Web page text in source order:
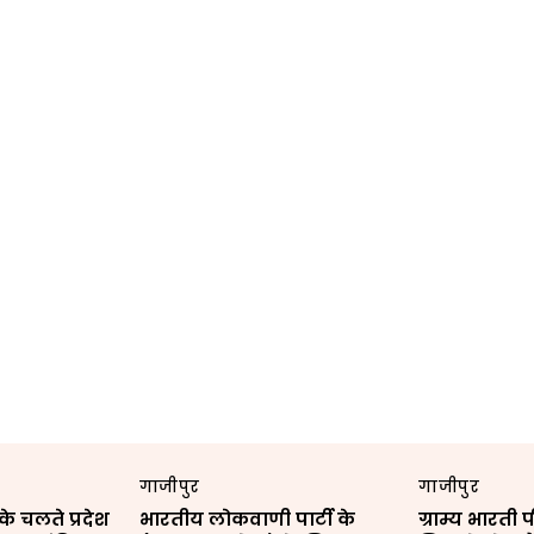
चलते प्रदेश
गाजीपुर
भारतीय लोकवाणी पार्टी के
गाजीपुर
ग्राम्य भारती